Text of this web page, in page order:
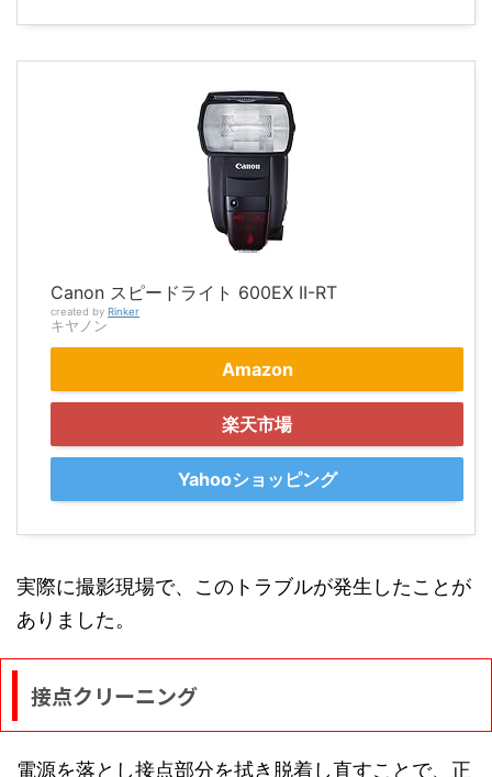
Canon スピードライト 600EX II-RT
created by Rinker
キヤノン
Amazon
楽天市場
Yahooショッピング
実際に撮影現場で、このトラブルが発生したことが
ありました。
接点クリーニング
電源を落とし接点部分を拭き脱着し直すことで、正